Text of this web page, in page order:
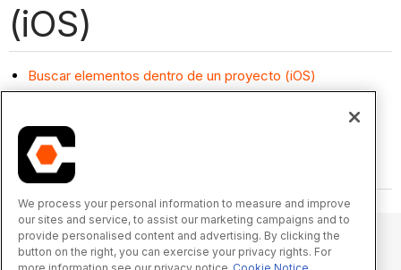
(iOS)
Buscar elementos dentro de un proyecto (iOS)
We process your personal information to measure and improve
our sites and service, to assist our marketing campaigns and to
provide personalised content and advertising. By clicking the
button on the right, you can exercise your privacy rights. For